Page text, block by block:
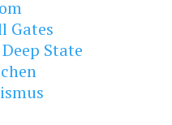
Gates
State